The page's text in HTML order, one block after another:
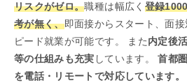
リスクがゼロ。職種は幅広く 登録
考が無く、即面接からスタート、面
ピード就業が可能です。 また内定後
等の仕組みも充実 しています。首都
を電話・リモートで対応しています。